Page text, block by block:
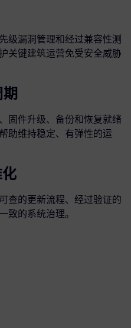
级漏洞管理和经过兼容性测
关键建筑运营免受安全威胁
固件升级、备份和恢复就绪
助维持稳定、有弹性的运
查的更新流程、经过验证的
致的系统治理。